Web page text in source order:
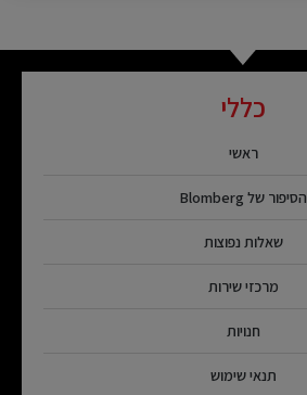
כללי
ראשי
הסיפור של Blomberg
שאלות נפוצות
מרכזי שירות
חנויות
תנאי שימוש